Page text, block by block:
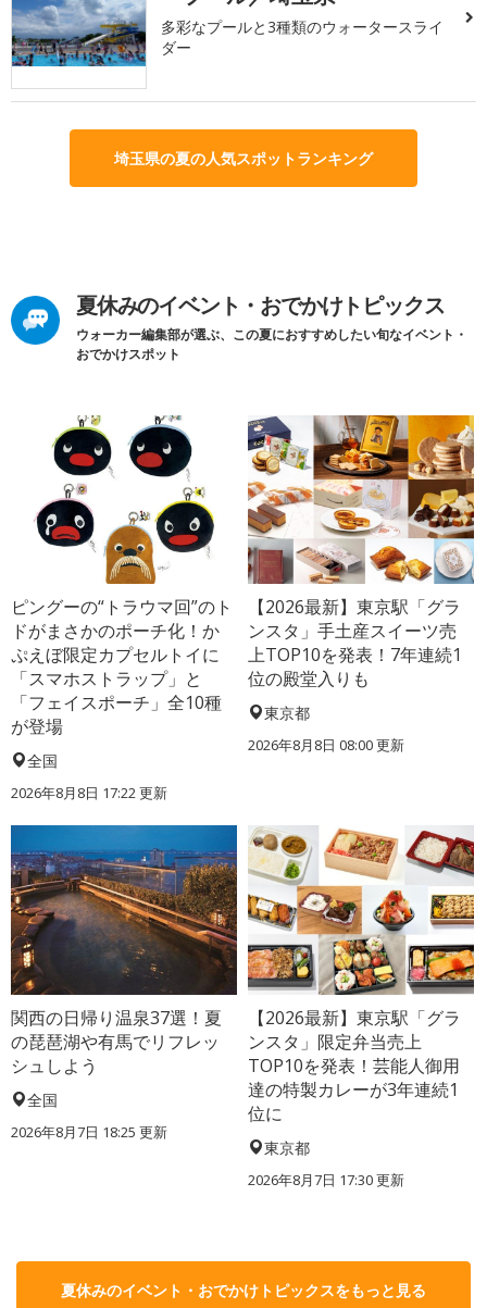
多彩なプールと3種類のウォータースライ
ダー
埼玉県の夏の人気スポットランキング
夏休みのイベント・おでかけトピックス
ウォーカー編集部が選ぶ、この夏におすすめしたい旬なイベント・
おでかけスポット
ピングーの“トラウマ回”のト
ドがまさかのポーチ化！か
ぷえぼ限定カプセルトイに
「スマホストラップ」と
「フェイスポーチ」全10種
が登場
全国
2026年8月8日 17:22更新
【2026最新】東京駅「グラ
ンスタ」手土産スイーツ売
上TOP10を発表！7年連続1
位の殿堂入りも
東京都
2026年8月8日 08:00更新
関西の日帰り温泉37選！夏
の琵琶湖や有馬でリフレッ
シュしよう
全国
2026年8月7日 18:25 更新
【2026最新】東京駅「グラ
ンスタ」限定弁当売上
TOP10を発表！芸能人御用
達の特製カレーが3年連続1
位に
東京都
2026年8月7日 17:30更新
夏休みのイベント・おでかけトピックスをもっと見る